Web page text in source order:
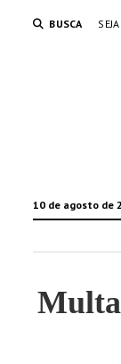
BUSCA
10 de agosto de